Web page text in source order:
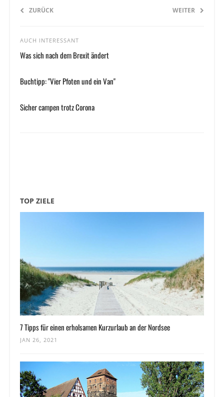
ZURÜCK WEITER
AUCH INTERESSANT
Was sich nach dem Brexit ändert
Buchtipp: "Vier Pfoten und ein Van"
Sicher campen trotz Corona
TOP ZIELE
7 Tipps für einen erholsamen Kurzurlaub an der Nordsee
JAN 26, 2021